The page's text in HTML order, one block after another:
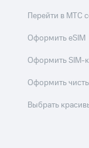
Перейти в МТС
Оформить eSIM
Оформить SIM-
Оформить
Выбрать